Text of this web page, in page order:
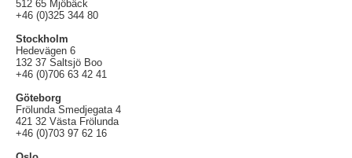
512 65 Mjöbäck
+46 (0)325 344 80
Stockholm
Hedevägen 6
132 37 Saltsjö Boo
+46 (0)706 63 42 41
Göteborg
Frölunda Smedjegata 4
421 32 Västa Frölunda
+46 (0)703 97 62 16